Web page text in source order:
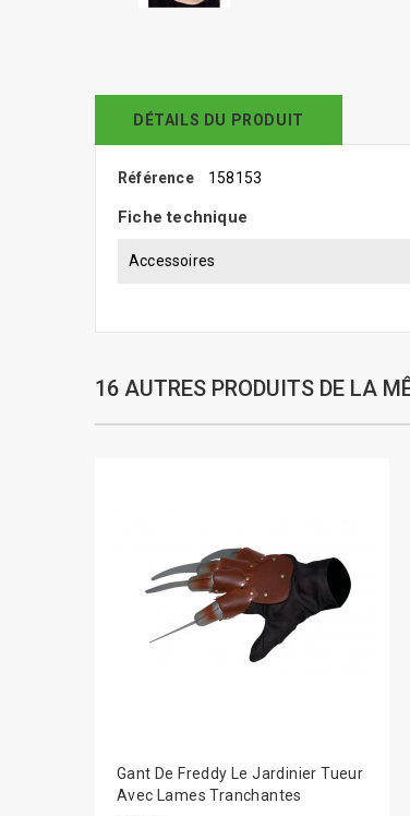
DÉTAILS DU PRODUIT
Référence 158153
Fiche technique
Accessoires
16 AUTRES PRODUITS DE LA
Gant De Freddy Le Jardinier Tueur
Avec Lames Tranchantes